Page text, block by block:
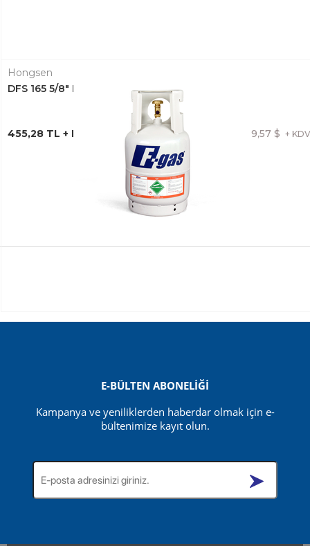
Hongsen
DFS 165 5/8" DRAYER RAKORLU
9,57 $ + KDV
455,28 TL + KDV
F-Gas
E-BÜLTEN ABONELİĞİ
Kampanya ve yeniliklerden haberdar olmak için e-
bültenimize kayıt olun.